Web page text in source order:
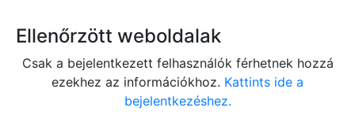
Ellenőrzött weboldalak
Csak a bejelentkezett felhasználók férhetnek hozzá
ezekhez az információkhoz. Kattints ide a
bejelentkezéshez.